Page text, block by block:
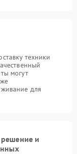
техники
могут
для
и